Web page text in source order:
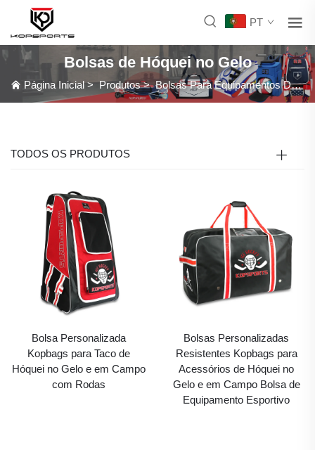
PT
Bolsas de Hóquei no Gelo
Página Inicial>Produtos>Bolsas Para Equipamentos De Time
TODOS OS PRODUTOS
Bolsa Personalizada
Kopbags para Taco de
Hóquei no Gelo e em Campo
com Rodas
Bolsas Personalizadas
Resistentes Kopbags para
Acessórios de Hóquei no
Gelo e em Campo Bolsa de
Equipamento Esportivo